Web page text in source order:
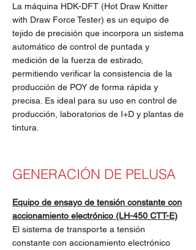
La máquina HDK-DFT (Hot Draw Knitter
with Draw Force Tester) es un equipo de
tejido de precisión que incorpora un sistema
automático de control de puntada y
medición de la fuerza de estirado,
permitiendo verificar la consistencia de la
producción de POY de forma rápida y
precisa. Es ideal para su uso en control de
producción, laboratorios de I+D y plantas de
tintura.
GENERACIÓN DE PELUSA
Equipo de ensayo de tensión constante con
accionamiento electrónico (LH-450 CTT-E)
El sistema de transporte a tensión
constante con accionamiento electrónico